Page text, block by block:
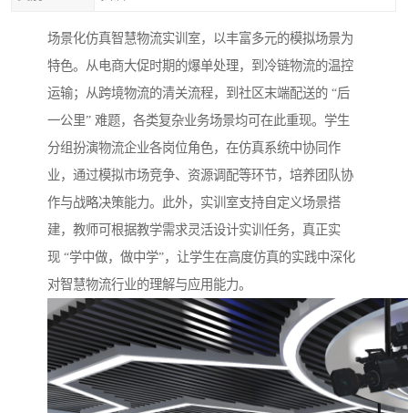
场景化仿真智慧物流实训室，以丰富多元的模拟场景为
特色。从电商大促时期的爆单处理，到冷链物流的温控
运输；从跨境物流的清关流程，到社区末端配送的 “后
一公里” 难题，各类复杂业务场景均可在此重现。学生
分组扮演物流企业各岗位角色，在仿真系统中协同作
业，通过模拟市场竞争、资源调配等环节，培养团队协
作与战略决策能力。此外，实训室支持自定义场景搭
建，教师可根据教学需求灵活设计实训任务，真正实
现 “学中做，做中学”，让学生在高度仿真的实践中深化
对智慧物流行业的理解与应用能力。